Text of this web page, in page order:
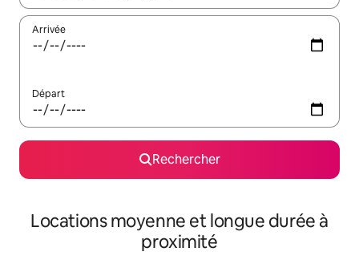
Arrivée
Départ
Rechercher
Locations moyenne et longue durée à
proximité